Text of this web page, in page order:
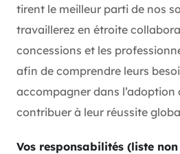
tirent le meilleur parti de nos
travaillerez en étroite
concessions et les
afin de comprendre leurs
accompagner dans l’adoption
contribuer à leur réussite
Vos responsabilités (liste